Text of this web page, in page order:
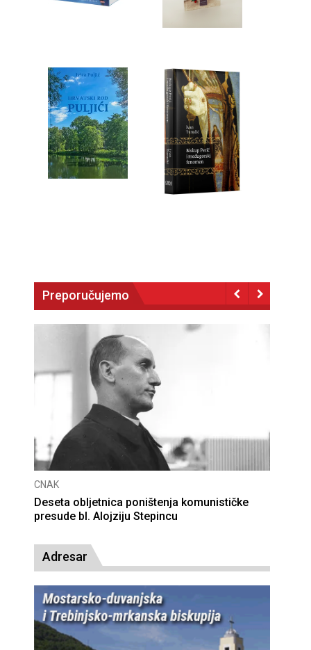
Preporučujemo
CNAK
Deseta obljetnica poništenja komunističke
presude bl. Alojziju Stepincu
Adresar